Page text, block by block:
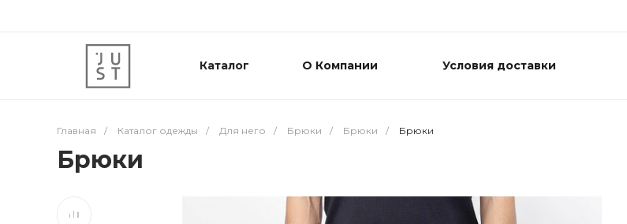
Каталог О Компании Условия доставки
Главная / Каталог одежды / Для него / Брюки / Брюки / Брюки
Брюки